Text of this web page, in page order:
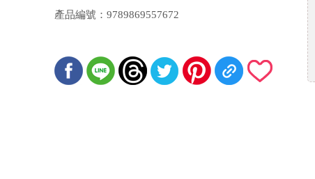
產品編號：9789869557672